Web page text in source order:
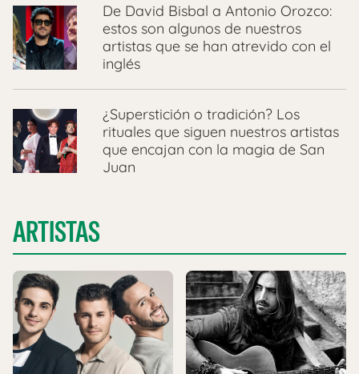
De David Bisbal a Antonio Orozco:
estos son algunos de nuestros
artistas que se han atrevido con el
inglés
¿Superstición o tradición? Los
rituales que siguen nuestros artistas
que encajan con la magia de San
Juan
ARTISTAS